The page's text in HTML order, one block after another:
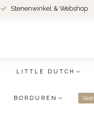
Stenenwinkel & Webshop
LITTLE DUTCH
BORDUREN Sale